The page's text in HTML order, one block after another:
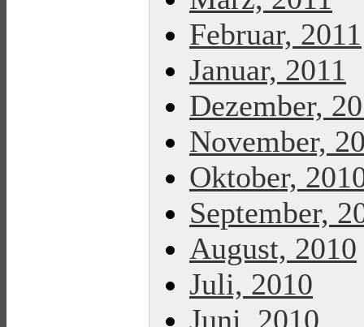
Februar, 2011
Januar, 2011
Dezember,
November,
Oktober,
September,
August, 2010
Juli, 2010
Juni, 2010